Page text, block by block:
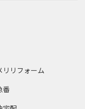
リリフォーム
番